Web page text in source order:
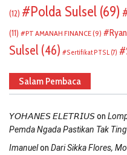
(12)
Polda Sulsel (69)
(11)
PT AMANAH FINANCE(9)
Sulsel (46) Sertifikat PTSL (7)
Salam Pembaca
𝘠𝘖𝘏𝘈𝘕𝘌𝘚 𝘌𝘓𝘌𝘛𝘙𝘐𝘜𝘚on
Pemda Ngada Pastikan Tak
Imanuelon Dari Sikka Flores,